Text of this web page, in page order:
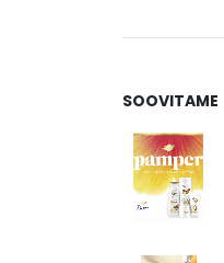
SOOVITAME